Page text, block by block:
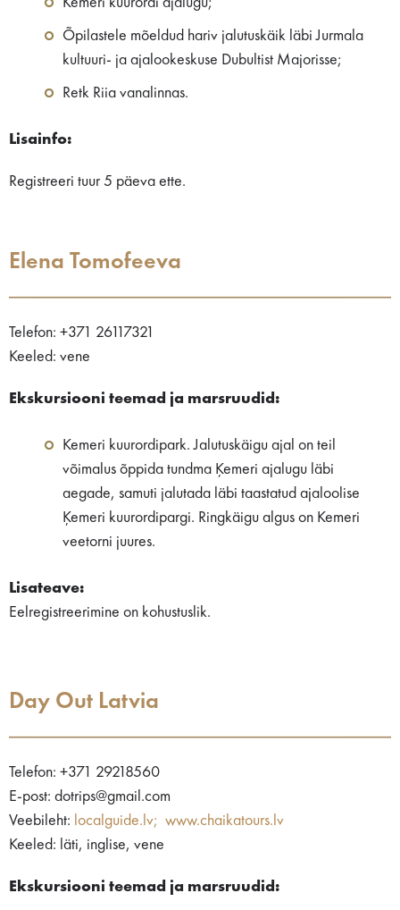
Õpilastele mõeldud hariv jalutuskäik läbi Jurmala
kultuuri- ja ajalookeskuse Dubultist Majorisse;
Retk Riia vanalinnas.
Lisainfo:
Registreeri tuur 5 päeva ette.
Elena Tomofeeva
Telefon: +371 26117321
Keeled: vene
Ekskursiooni teemad ja marsruudid:
Kemeri kuurordipark. Jalutuskäigu ajal on teil
võimalus õppida tundma Ķemeri ajalugu läbi
aegade, samuti jalutada läbi taastatud ajaloolise
Ķemeri kuurordipargi. Ringkäigu algus on Kemeri
veetorni juures.
Lisateave:
Eelregistreerimine on kohustuslik.
Day Out Latvia
Telefon: +371 29218560
E-post: dotrips@gmail.com
Veebileht: localguide.lv; www.chaikatours.lv
Keeled: läti, inglise, vene
Ekskursiooni teemad ja marsruudid: